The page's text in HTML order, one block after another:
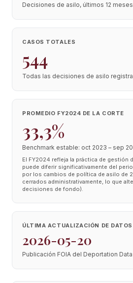
Decisiones de asilo, últimos 12 meses
CASOS TOTALES
544
Todas las decisiones de asilo
PROMEDIO FY2024 DE LA CORTE
33,3%
Benchmark estable: oct 2023 – sep
El FY2024 refleja la práctica de gestión
puede diferir significativamente del
por los cambios de política de asilo de
cerrados administrativamente, lo que
decisiones de fondo).
ÚLTIMA ACTUALIZACIÓN DE DATOS
2026-05-20
Publicación FOIA del Deportation